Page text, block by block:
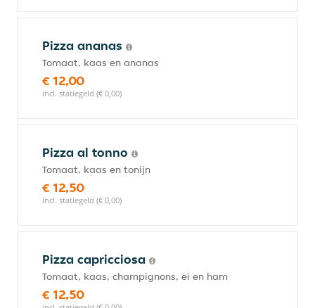
Pizza ananas
Tomaat, kaas en ananas
€ 12,00
incl. statiegeld (€ 0,00)
Pizza al tonno
Tomaat, kaas en tonijn
€ 12,50
incl. statiegeld (€ 0,00)
Pizza capricciosa
Tomaat, kaas, champignons, ei en ham
€ 12,50